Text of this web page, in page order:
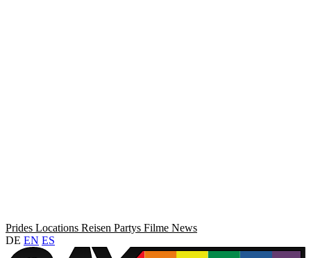
Prides Locations Reisen Partys Filme News
DE EN ES